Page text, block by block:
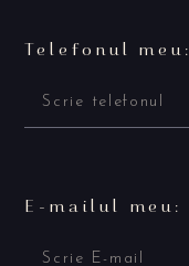
Telefonul meu:
E-mailul meu: